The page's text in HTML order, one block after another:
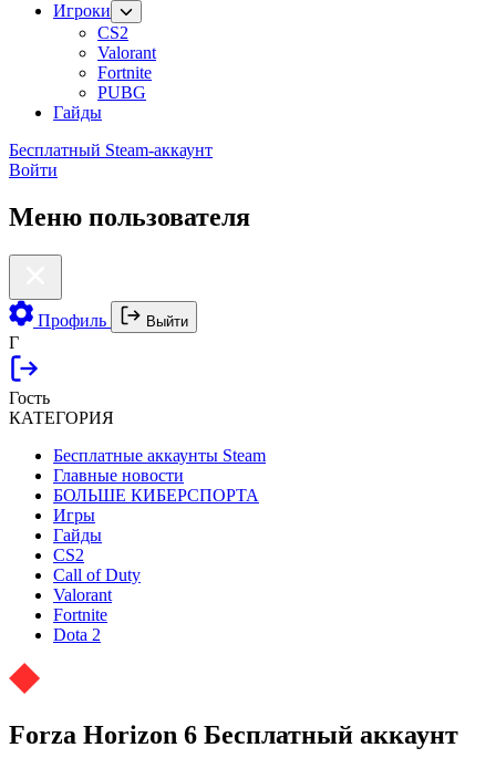
Игроки
CS2
Valorant
Fortnite
PUBG
Гайды
Бесплатный Steam-аккаунт
Войти
Меню пользователя
Профиль Выйти
Г
Гость
КАТЕГОРИЯ
Бесплатные аккаунты Steam
Главные новости
БОЛЬШЕ КИБЕРСПОРТА
Игры
Гайды
CS2
Call of Duty
Valorant
Fortnite
Dota 2
Forza Horizon 6 Бесплатный аккаунт